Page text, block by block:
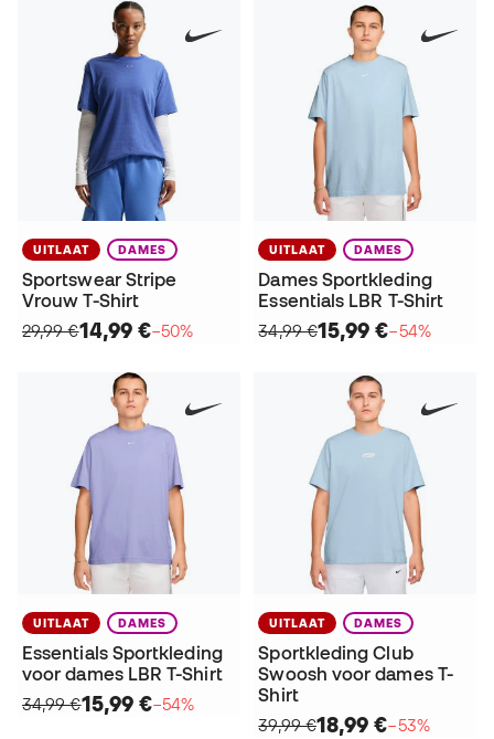
UITLAAT DAMES
Sportswear Stripe
Vrouw T-Shirt
29,99 €14,99 €−50%
UITLAAT DAMES
Dames Sportkleding
Essentials LBR T-Shirt
34,99 €15,99 €−54%
UITLAAT DAMES
Essentials Sportkleding
voor dames LBR T-Shirt
34,99 €15,99 €−54%
UITLAAT DAMES
Sportkleding Club
Swoosh voor dames T-
Shirt
39,99 €18,99 €−53%